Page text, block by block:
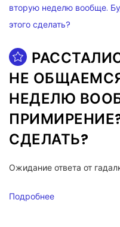
НЕ
НЕДЕЛЮ
СДЕЛАТЬ?
Ожидание ответа от
Подробнее